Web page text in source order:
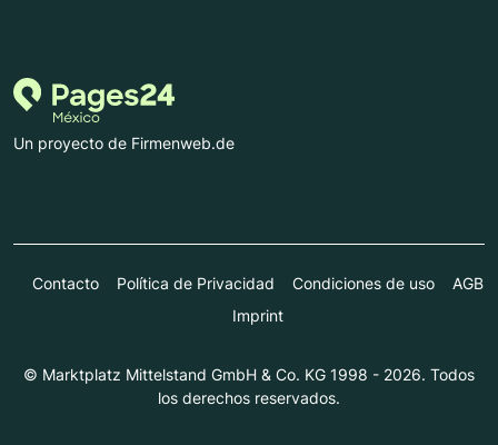
Un proyecto de Firmenweb.de
Contacto Política de Privacidad Condiciones de uso
AGB
Imprint
© Marktplatz Mittelstand GmbH & Co. KG 1998 - 2026. Todos
los derechos reservados.